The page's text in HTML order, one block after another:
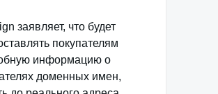
заявляет, что будет
покупателям
информацию о
доменных имен,